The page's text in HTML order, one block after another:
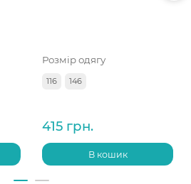
Розмір одягу
116 146
415 грн.
В кошик